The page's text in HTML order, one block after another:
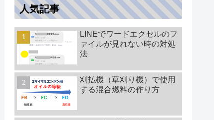
人気記事
LINEでワードエクセルのフ
ァイルが見れない時の対処
法
刈払機（草刈り機）で使用
する混合燃料の作り方